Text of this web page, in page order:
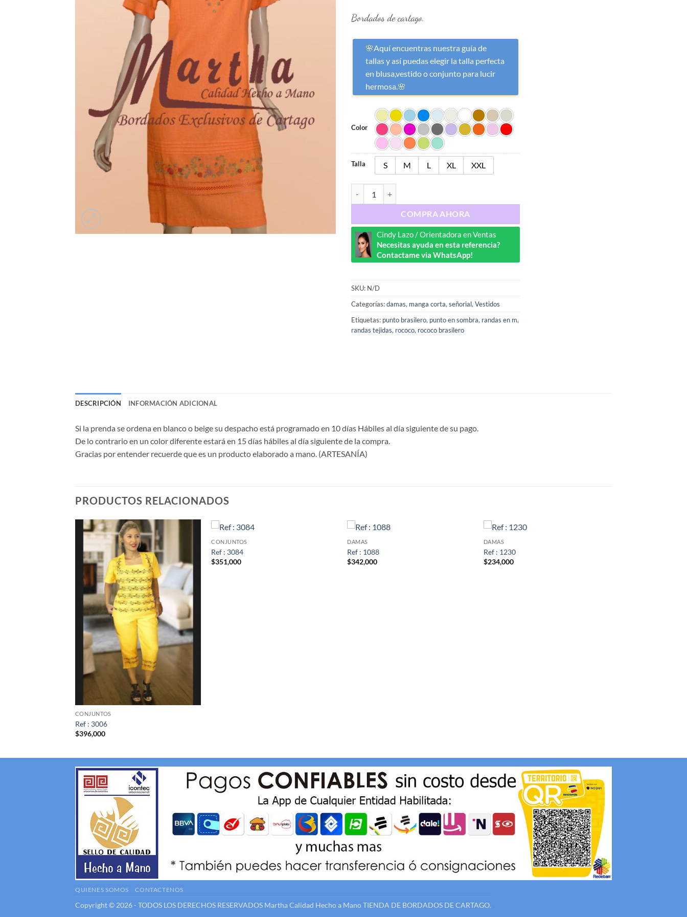
Bordados de cartago.
🌸Aquí encuentras nuestra guía de
tallas y así puedas elegir la talla perfecta
en blusa,vestido o conjunto para lucir
hermosa.🌸
Color
Talla S M L XL XXL
COMPRA AHORA
Cindy Lazo / Orientadora en Ventas
Necesitas ayuda en esta referencia?
Contactame via WhatsApp!
SKU: N/D
Categorías:damas, manga corta, señorial, Vestidos
Etiquetas: punto brasilero, punto en sombra, randas en m,
randas tejidas, rococo, rococo brasilero
DESCRIPCIÓN INFORMACIÓN ADICIONAL
Si la prenda se ordena en blanco o beige su despacho está programado en 10 días Hábiles al día siguiente de su pago.
De lo contrario en un color diferente estará en 15 días hábiles al día siguiente de la compra.
Gracias por entender recuerde que es un producto elaborado a mano. (ARTESANÍA)
PRODUCTOS RELACIONADOS
CONJUNTOS
Ref : 3006
$396,000
CONJUNTOS
Ref : 3084
$351,000
DAMAS
Ref : 1088
$342,000
DAMAS
Ref : 1230
$234,000
QUIENES SOMOS CONTACTENOS
Copyright © 2026 - TODOS LOS DERECHOS RESERVADOS Martha Calidad Hecho a ManoTIENDA DE BORDADOS DE CARTAGO.